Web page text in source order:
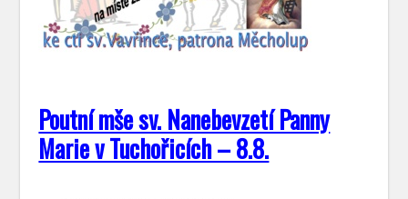
Poutní mše sv. Nanebevzetí Panny
Marie v Tuchořicích – 8.8.